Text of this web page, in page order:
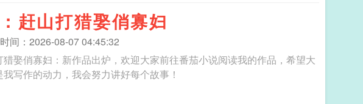
赶山打猎娶俏寡妇
间：2026-08-07 04:45:32
娶俏寡妇：新作品出炉，欢迎大家前往番茄小说阅读我的作品，希望大
写作的动力，我会努力讲好每个故事！